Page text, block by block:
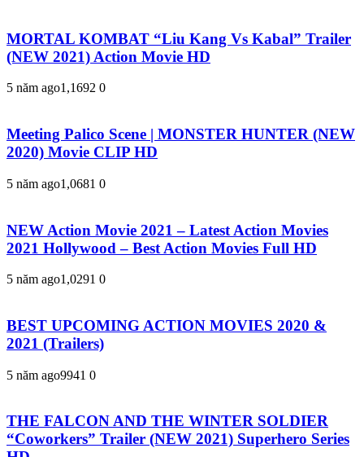
MORTAL KOMBAT “Liu Kang Vs Kabal” Trailer
(NEW 2021) Action Movie HD
5 năm ago1,1692 0
Meeting Palico Scene | MONSTER HUNTER (NEW
2020) Movie CLIP HD
5 năm ago1,0681 0
NEW Action Movie 2021 – Latest Action Movies
2021 Hollywood – Best Action Movies Full HD
5 năm ago1,0291 0
BEST UPCOMING ACTION MOVIES 2020 &
2021 (Trailers)
5 năm ago9941 0
THE FALCON AND THE WINTER SOLDIER
“Coworkers” Trailer (NEW 2021) Superhero Series